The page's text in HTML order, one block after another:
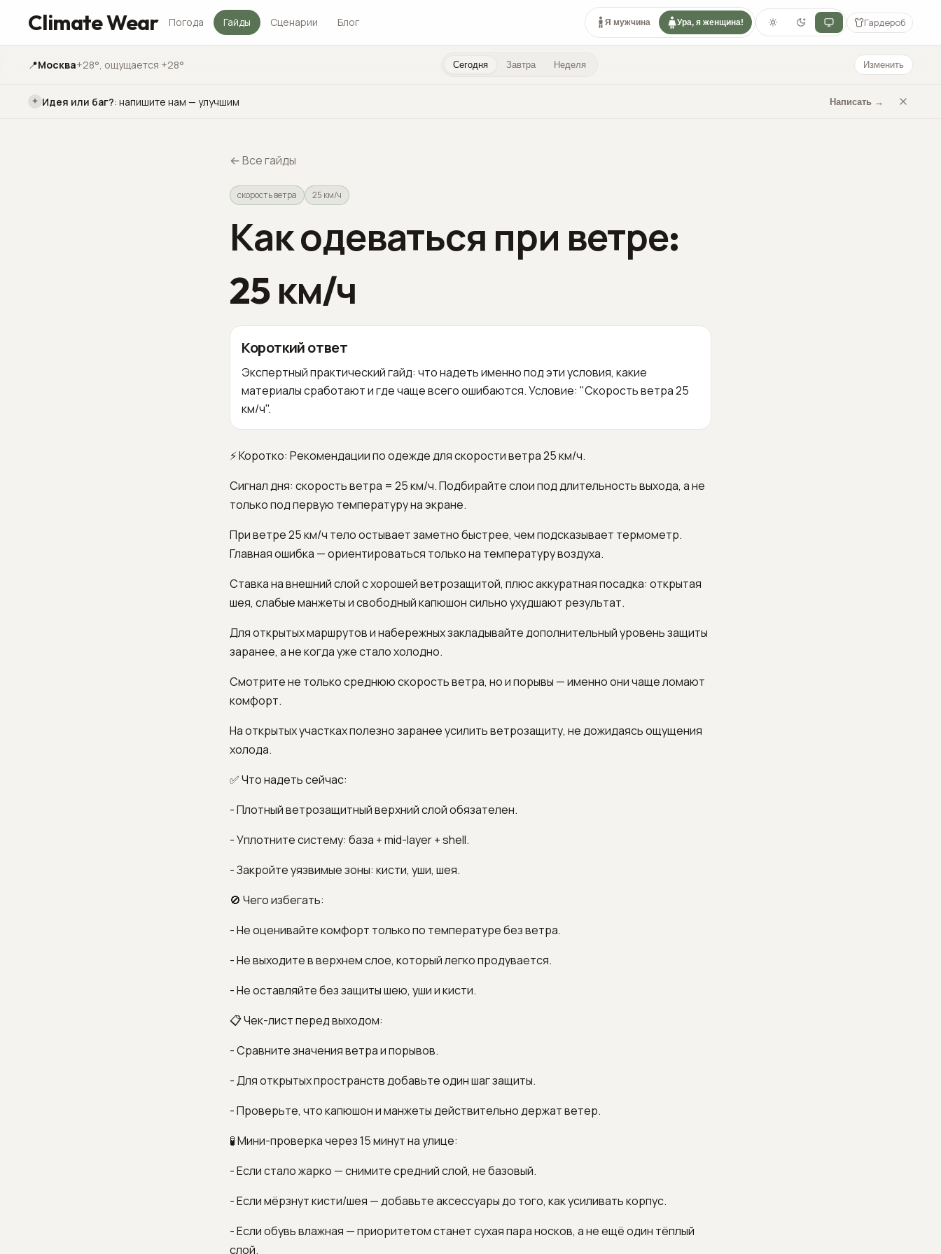
Climate Wear Погода Гайды Сценарии Блог Я мужчина Ура, я женщина! Гардероб
📍Москва+28°, ощущается +28° Сегодня Завтра Неделя Изменить
Идея или баг?: напишите нам — улучшим Написать →
←Все гайды
скорость ветра 25 км/ч
Как одеваться при ветре:
25 км/ч
Короткий ответ
Экспертный практический гайд: что надеть именно под эти условия, какие
материалы сработают и где чаще всего ошибаются. Условие: "Скорость ветра 25
км/ч".
⚡ Коротко: Рекомендации по одежде для скорости ветра 25 км/ч.
Сигнал дня: скорость ветра = 25 км/ч. Подбирайте слои под длительность выхода, а не
только под первую температуру на экране.
При ветре 25 км/ч тело остывает заметно быстрее, чем подсказывает термометр.
Главная ошибка — ориентироваться только на температуру воздуха.
Ставка на внешний слой с хорошей ветрозащитой, плюс аккуратная посадка: открытая
шея, слабые манжеты и свободный капюшон сильно ухудшают результат.
Для открытых маршрутов и набережных закладывайте дополнительный уровень защиты
заранее, а не когда уже стало холодно.
Смотрите не только среднюю скорость ветра, но и порывы — именно они чаще ломают
комфорт.
На открытых участках полезно заранее усилить ветрозащиту, не дожидаясь ощущения
холода.
✅ Что надеть сейчас:
- Плотный ветрозащитный верхний слой обязателен.
- Уплотните систему: база + mid-layer + shell.
- Закройте уязвимые зоны: кисти, уши, шея.
🚫 Чего избегать:
- Не оценивайте комфорт только по температуре без ветра.
- Не выходите в верхнем слое, который легко продувается.
- Не оставляйте без защиты шею, уши и кисти.
📋 Чек-лист перед выходом:
- Сравните значения ветра и порывов.
- Для открытых пространств добавьте один шаг защиты.
- Проверьте, что капюшон и манжеты действительно держат ветер.
🧪 Мини-проверка через 15 минут на улице:
- Если стало жарко — снимите средний слой, не базовый.
- Если мёрзнут кисти/шея — добавьте аксессуары до того, как усиливать корпус.
- Если обувь влажная — приоритетом станет сухая пара носков, а не ещё один тёплый
слой.